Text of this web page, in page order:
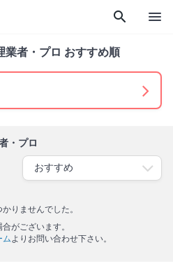
search menu
業者・プロ おすすめ順
・プロ
りませんでした。
がございます。
ムよりお問い合わせ下さい。